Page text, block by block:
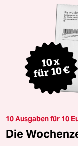
10 Ausgaben für 10
Die